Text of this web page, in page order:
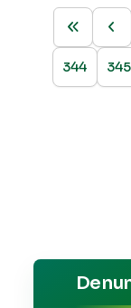
344 345